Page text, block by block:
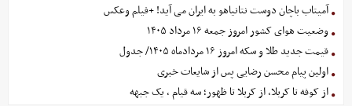
آمیتاب باچان دوست نتانیاهو به ایران می آید! +فیلم وعکس
وضعیت هوای کشور امروز جمعه ۱۶ مرداد ۱۴۰۵
قیمت جدید طلا و سکه امروز ۱۶ مردادماه ۱۴۰۵/ جدول
اولین پیام محسن رضایی پس از شایعات خبری
از کوفه تا کربلا، از کربلا تا ظهور؛ سه قیام ، یک جبهه